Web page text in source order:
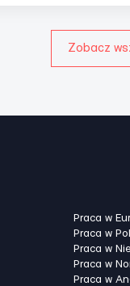
Zobacz
Praca w
Praca w
Praca w
Praca w
Praca w